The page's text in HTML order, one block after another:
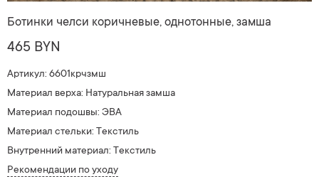
Ботинки челси коричневые, однотонные, замша
465 BYN
Артикул: 6601крчзмш
Материал верха: Натуральная замша
Материал подошвы: ЭВА
Материал стельки: Текстиль
Внутренний материал: Текстиль
Рекомендации по уходу